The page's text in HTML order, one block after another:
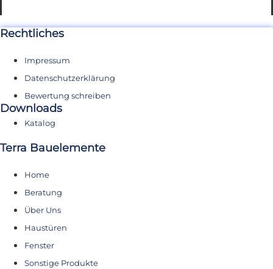
Rechtliches
Impressum
Datenschutzerklärung
Bewertung schreiben
Downloads
Katalog
Terra Bauelemente
Home
Beratung
Über Uns
Haustüren
Fenster
Sonstige Produkte